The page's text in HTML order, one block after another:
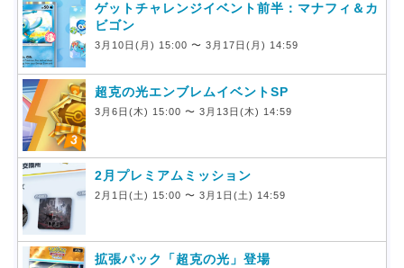
ゲットチャレンジイベント前半：マナフィ＆カ
ビゴン
3月10日(月) 15:00 〜 3月17日(月) 14:59
超克の光エンブレムイベントSP
3月6日(木) 15:00 〜 3月13日(木) 14:59
2月プレミアムミッション
2月1日(土) 15:00 〜 3月1日(土) 14:59
拡張パック「超克の光」登場